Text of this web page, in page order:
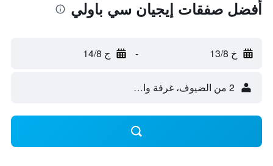
أفضل صفقات إيجيان سي باولي
خ 13/8 - ج 14/8
2 من الضيوف، غرفة واحدة